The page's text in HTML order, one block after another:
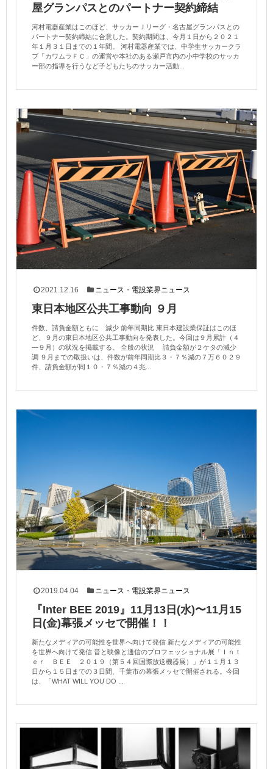
屋グランパスとのパートナー契約締結
河村電器産業はこのほど、サッカーＪリーグ・名古屋グランパスとの
パートナー契約締結に合意した。契約期間は、今月１日から２０２１
年１月３１日までの１年間。 河村電器産業では、中学生サッカークラ
ブ「カワムラＦＣ」の運営や本社のある瀬戸市内の小中学校のサッカ
ー部の指導を行うなど子どもたちのサッカー活動...
2021.12.16 ニュース ・ 電設業界ニュース
東日本地区公共工事動向 ９月
件数、請負金額ともに 減少 前年同期比 東日本建設業保証はこのほ
ど、９月の東日本地区公共工事動向を発表した。今回は９月累計（４
—９月）の状況を掲載する。 全般の状況 請負金額が２ケタの減少
調 ９月までの取扱いは、件数が前年同期比３・７％減の７万６０２９
件、請負金額が同１０・７％減の４兆...
2019.04.04 ニュース ・ 電設業界ニュース
『Inter BEE 2019』11月13日(水)〜11月15
日(金)幕張メッセで開催！！
新たなメディアの可能性を世界へ向けて発信 新たなメディアの可能性
を世界へ向けて発信 音と映像と通信のプロフェッショナル展「Ｉｎｔ
ｅｒ ＢＥＥ ２０１９（第５４回国際放送機器展）」が１１月１３
日から１５日までの３日間、千葉市の幕張メッセで開催される。今回
は、「WHAT WILL YOU DO ...